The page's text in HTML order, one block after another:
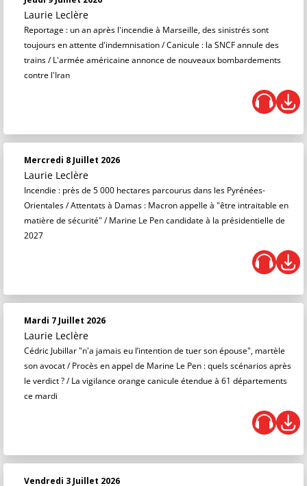
Laurie Leclère
Reportage : un an après l'incendie à Marseille, des sinistrés sont
toujours en attente d'indemnisation / Canicule : la SNCF annule des
trains / L'armée américaine annonce de nouveaux bombardements
contre l'Iran
Mercredi 8 Juillet 2026
Laurie Leclère
Incendie : près de 5 000 hectares parcourus dans les Pyrénées-
Orientales / Attentats à Damas : Macron appelle à "être intraitable en
matière de sécurité" / Marine Le Pen candidate à la présidentielle de
2027
Mardi 7 Juillet 2026
Laurie Leclère
Cédric Jubillar "n'a jamais eu l’intention de tuer son épouse", martèle
son avocat / Procès en appel de Marine Le Pen : quels scénarios après
le verdict ? / La vigilance orange canicule étendue à 61 départements
ce mardi
Vendredi 3 Juillet 2026